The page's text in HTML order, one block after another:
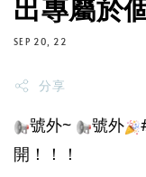
出專屬於
SEP 20, 22
分享
號外~ 號外
開！！！